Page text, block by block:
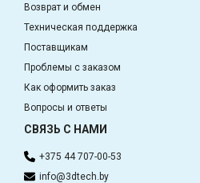
Возврат и обмен
Техническая поддержка
Поставщикам
Проблемы с заказом
Как оформить заказ
Вопросы и ответы
СВЯЗЬ С НАМИ
+375 44 707-00-53
info@3dtech.by